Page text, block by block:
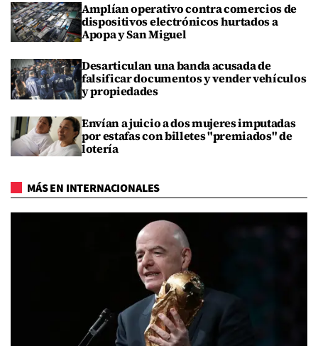
Amplían operativo contra comercios de
dispositivos electrónicos hurtados a
Apopa y San Miguel
Desarticulan una banda acusada de
falsificar documentos y vender vehículos
y propiedades
Envían a juicio a dos mujeres imputadas
por estafas con billetes "premiados" de
lotería
MÁS EN INTERNACIONALES